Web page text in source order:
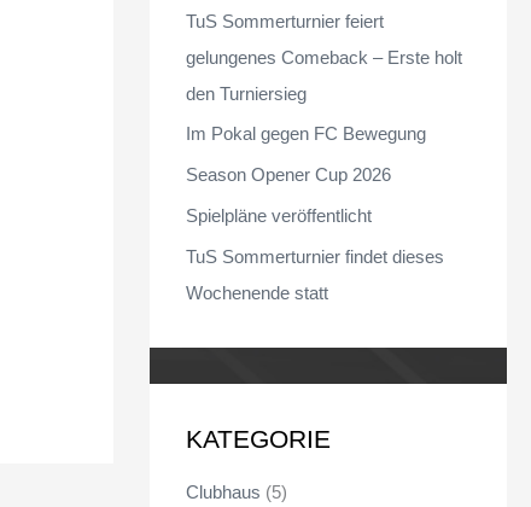
n
a
c
h
:
TuS Sommerturnier feiert
gelungenes Comeback – Erste holt
den Turniersieg
Im Pokal gegen FC Bewegung
Season Opener Cup 2026
Spielpläne veröffentlicht
TuS Sommerturnier findet dieses
Wochenende statt
KATEGORIE
Clubhaus (5)